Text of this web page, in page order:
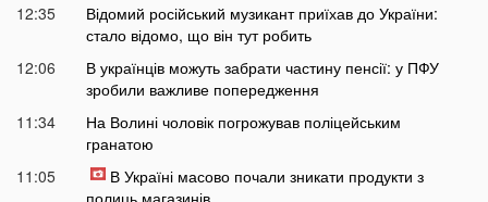
12:35
Відомий російський музикант приїхав до України:
стало відомо, що він тут робить
12:06
В українців можуть забрати частину пенсії: у ПФУ
зробили важливе попередження
11:34
На Волині чоловік погрожував поліцейським
гранатою
11:05
В Україні масово почали зникати продукти з
полиць магазинів